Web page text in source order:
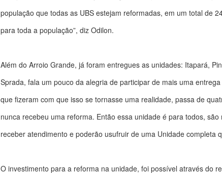
população que todas as UBS estejam reformadas, em um total de
para toda a população”, diz Odilon.
Além do Arroio Grande, já foram entregues as unidades: Itapará,
Sprada, fala um pouco da alegria de participar de mais uma
que fizeram com que isso se tornasse uma realidade, passa de
nunca recebeu uma reforma. Então essa unidade é para todos,
receber atendimento e poderão usufruir de uma Unidade completa
O investimento para a reforma na unidade, foi possível através do